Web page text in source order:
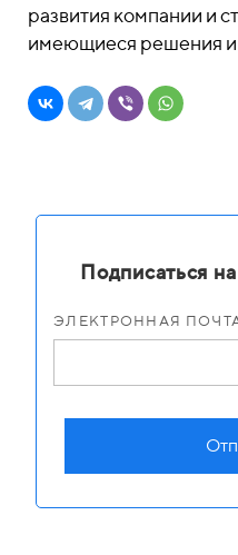
развития компании и
имеющиеся решения и
Подписаться
ЭЛЕКТРОННАЯ